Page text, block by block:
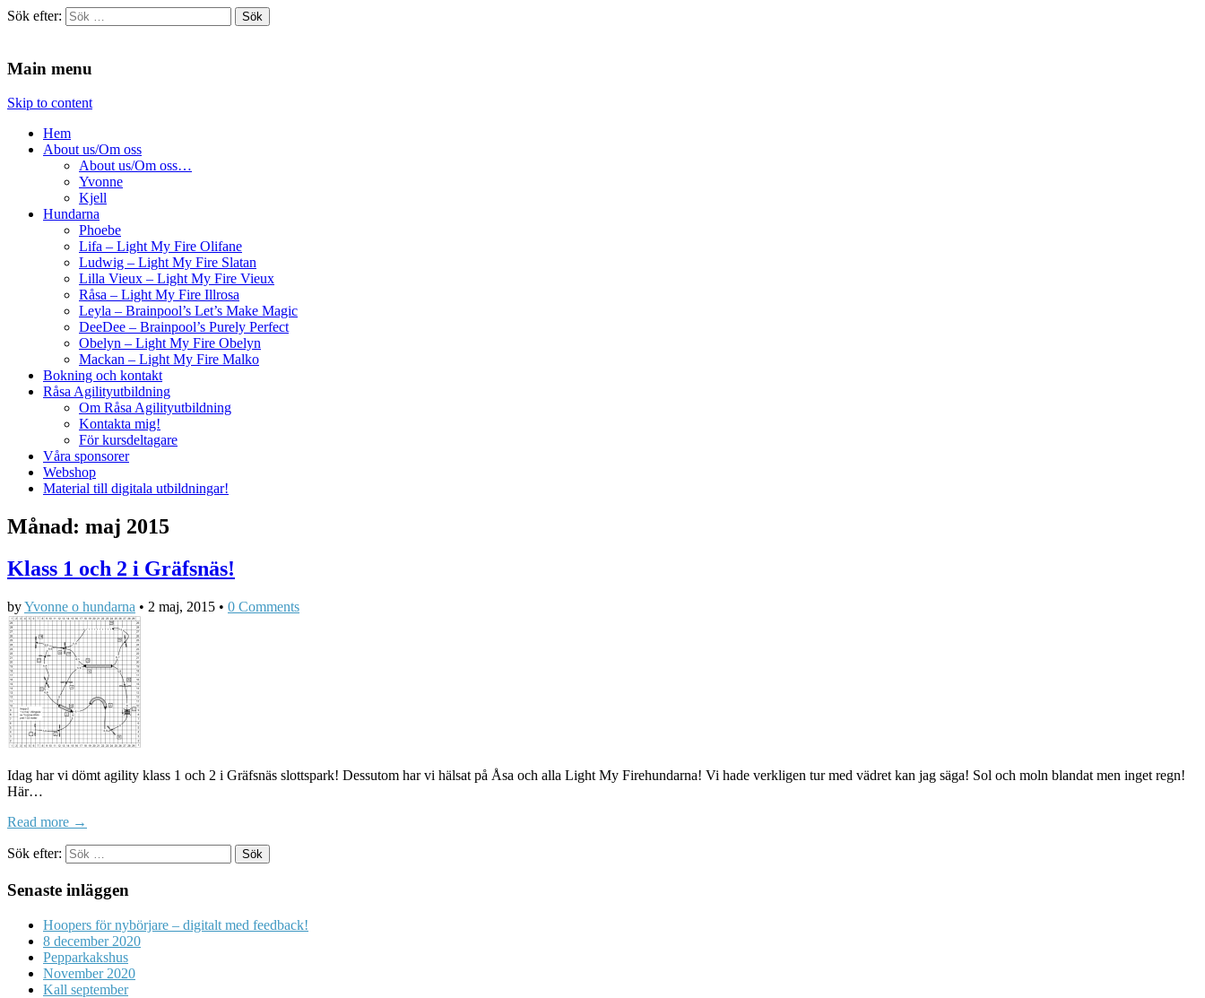
Sök efter:
Main menu
Skip to content
Hem
About us/Om oss
About us/Om oss…
Yvonne
Kjell
Hundarna
Phoebe
Lifa – Light My Fire Olifane
Ludwig – Light My Fire Slatan
Lilla Vieux – Light My Fire Vieux
Råsa – Light My Fire Illrosa
Leyla – Brainpool’s Let’s Make Magic
DeeDee – Brainpool’s Purely Perfect
Obelyn – Light My Fire Obelyn
Mackan – Light My Fire Malko
Bokning och kontakt
Råsa Agilityutbildning
Om Råsa Agilityutbildning
Kontakta mig!
För kursdeltagare
Våra sponsorer
Webshop
Material till digitala utbildningar!
Månad: maj 2015
Klass 1 och 2 i Gräfsnäs!
byYvonne o hundarna • 2 maj, 2015 • 0 Comments
Idag har vi dömt agility klass 1 och 2 i Gräfsnäs slottspark! Dessutom har vi hälsat på Åsa och alla Light My Firehundarna! Vi hade verkligen tur med vädret kan jag säga! Sol och moln blandat men inget regn!
Här…
Read more →
Sök efter:
Senaste inläggen
Hoopers för nybörjare – digitalt med feedback!
8 december 2020
Pepparkakshus
November 2020
Kall september